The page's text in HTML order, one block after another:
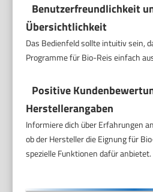
Benutzerfreundlichkeit
Übersichtlichkeit
Das Bedienfeld sollte intuitiv sein,
Programme für Bio-Reis einfach
Positive
Herstellerangaben
Informiere dich über Erfahrungen
ob der Hersteller die Eignung für
spezielle Funktionen dafür anbietet.